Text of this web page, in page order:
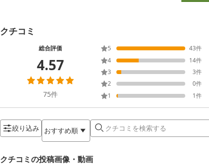
クチコミ
総合評価
4.57
75件
5 43件
4
14件
3
3件
2
0件
1
1件
絞り込み おすすめ順
クチコミの投稿画像・動画